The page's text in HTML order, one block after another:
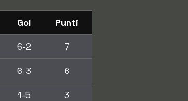
Gol Punti
6-2 7
6-3 6
1-5 3